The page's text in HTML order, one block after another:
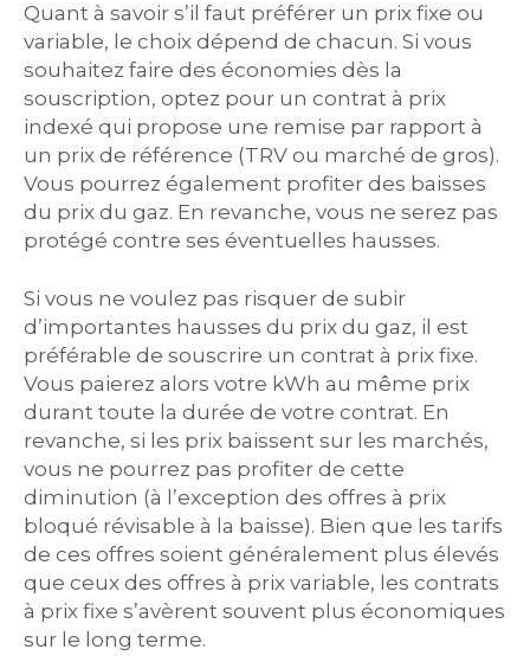
Quant à savoir s’il faut préférer un prix fixe ou
variable, le choix dépend de chacun. Si vous
souhaitez faire des économies dès la
souscription, optez pour un contrat à prix
indexé qui propose une remise par rapport à
un prix de référence (TRV ou marché de gros).
Vous pourrez également profiter des baisses
du prix du gaz. En revanche, vous ne serez pas
protégé contre ses éventuelles hausses.
Si vous ne voulez pas risquer de subir
d’importantes hausses du prix du gaz, il est
préférable de souscrire un contrat à prix fixe.
Vous paierez alors votre kWh au même prix
durant toute la durée de votre contrat. En
revanche, si les prix baissent sur les marchés,
vous ne pourrez pas profiter de cette
diminution (à l’exception des offres à prix
bloqué révisable à la baisse). Bien que les tarifs
de ces offres soient généralement plus élevés
que ceux des offres à prix variable, les contrats
à prix fixe s’avèrent souvent plus économiques
sur le long terme.